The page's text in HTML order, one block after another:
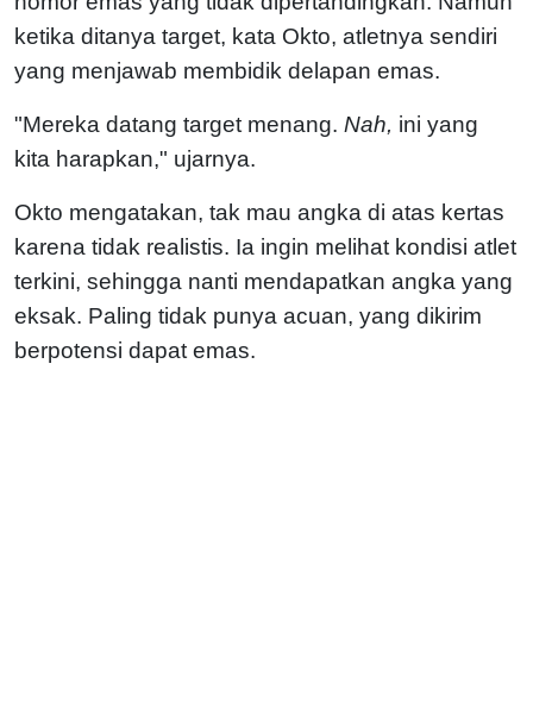
ketika ditanya target, kata Okto, atletnya sendiri
yang menjawab membidik delapan emas.
"Mereka datang target menang. Nah, ini yang
kita harapkan," ujarnya.
Okto mengatakan, tak mau angka di atas kertas
karena tidak realistis. Ia ingin melihat kondisi atlet
terkini, sehingga nanti mendapatkan angka yang
eksak. Paling tidak punya acuan, yang dikirim
berpotensi dapat emas.